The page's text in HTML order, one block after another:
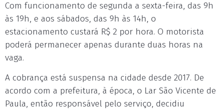
Com funcionamento de segunda a sexta-feira, das 9h
às 19h, e aos sábados, das 9h às 14h, o
estacionamento custará R$ 2 por hora. O motorista
poderá permanecer apenas durante duas horas na
vaga.
A cobrança está suspensa na cidade desde 2017. De
acordo com a prefeitura, à época, o Lar São Vicente de
Paula, então responsável pelo serviço, decidiu